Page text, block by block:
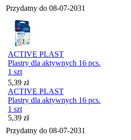
Przydatny do 08-07-2031
ACTIVE PLAST
Plastry dla aktywnych 16 pcs.
1 szt
Cena
5,39 zł
ACTIVE PLAST
Plastry dla aktywnych 16 pcs.
1 szt
Cena
5,39 zł
Przydatny do 08-07-2031